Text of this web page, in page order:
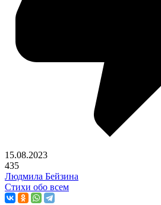
15.08.2023
435
Людмила Бейзина
Стихи обо всем